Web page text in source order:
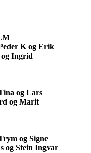
K og Erik
Ingrid
og Lars
og Marit
og Signe
og Stein Ingvar